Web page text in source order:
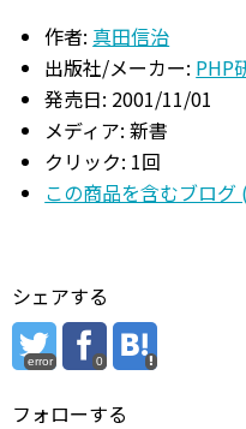
作者: 真田信治
出版社/メーカー: PHP
発売日: 2001/11/01
メディア: 新書
クリック: 1回
この商品を含むブログ
シェアする
error 0
フォローする